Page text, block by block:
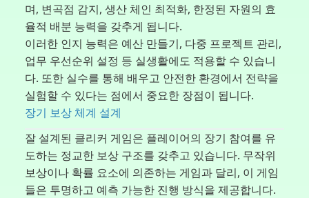
며, 변곡점 감지, 생산 체인 최적화, 한정된 자원의 효
율적 배분 능력을 갖추게 됩니다.
이러한 인지 능력은 예산 만들기, 다중 프로젝트 관리,
업무 우선순위 설정 등 실생활에도 적용할 수 있습니
다. 또한 실수를 통해 배우고 안전한 환경에서 전략을
실험할 수 있다는 점에서 중요한 장점이 됩니다.
장기 보상 체계 설계
잘 설계된 클리커 게임은 플레이어의 장기 참여를 유
도하는 정교한 보상 구조를 갖추고 있습니다. 무작위
보상이나 확률 요소에 의존하는 게임과 달리, 이 게임
들은 투명하고 예측 가능한 진행 방식을 제공합니다.